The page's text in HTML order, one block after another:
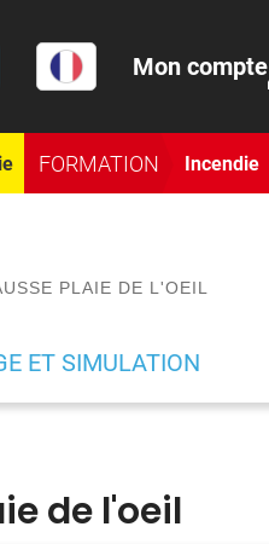
Mon compte
FORMATION Incendie
PLAIE DE L'OEIL
ET SIMULATION
de l'oeil